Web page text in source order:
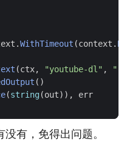
.WithTimeout (context .
(ctx, "youtube-dl" ,
"-
()
(string(out)),
err
有，免得出问题。